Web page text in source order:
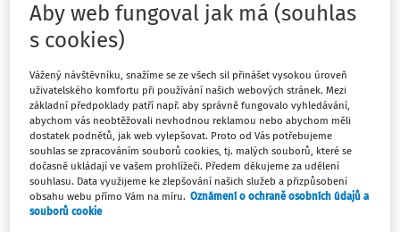
z majetku (č. 31/1998 Sb.), zákon o daních z příjmů (č.
586/1992 Sb.) a zákon o dani z nemovitých věcí (č.
338/1992 Sb.)
Informace o jednostranném přerušení uplatňování
pravidel zamezení dvojího zdanění u příjmů z dividend,
úroků a ze zcizení majetku v období od 1. června 2024 do
31. prosince 2026, ke kterému přikročilo Bělorusko.
Platnost:od 21. března 2024
Vyšlo ve Sbírce zákonů pod č.115/2024.
Aby web fungoval jak má (souhlas
s cookies)
Vážený návštěvníku, snažíme se ze všech sil přinášet vysokou úroveň
uživatelského komfortu při používání našich webových stránek. Mezi
základní předpoklady patří např. aby správně fungovalo vyhledávání,
abychom vás neobtěžovali nevhodnou reklamou nebo abychom měli
dostatek podnětů, jak web vylepšovat. Proto od Vás potřebujeme
souhlas se zpracováním souborů cookies, tj. malých souborů, které se
dočasně ukládají ve vašem prohlížeči. Předem děkujeme za udělení
souhlasu. Data využijeme ke zlepšování našich služeb a přizpůsobení
obsahu webu přímo Vám na míru. Oznámení o ochraně osobních údajů a
souborů cookie